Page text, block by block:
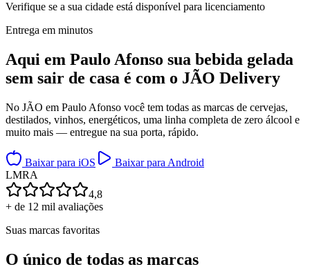
Verifique se a sua cidade está disponível para licenciamento
Entrega em minutos
Aqui em Paulo Afonso sua bebida gelada
sem sair de casa é com o JÃO Delivery
No JÃO em Paulo Afonso você tem todas as marcas de cervejas,
destilados, vinhos, energéticos, uma linha completa de zero álcool e
muito mais — entregue na sua porta, rápido.
Baixar para iOS
Baixar para Android
LMRA
4,8
+ de 12 mil avaliações
Suas marcas favoritas
O único de todas as marcas